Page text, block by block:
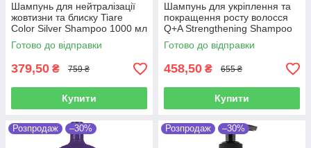
Шампунь для нейтралізації
жовтизни та блиску Tiare
Color Silver Shampoo 1000 мл
Готово до відправки
379,50 ₴ 759 ₴
Купити
Шампунь для укріплення та
покращення росту волосся
Q+A Strengthening Shampoo
250 мл
Готово до відправки
458,50 ₴ 655 ₴
Купити
Розпродаж –30% Розпродаж –30%